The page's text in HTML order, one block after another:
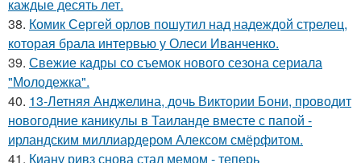
каждые десять лет.
38. Комик Сергей орлов пошутил над надеждой стрелец,
которая брала интервью у Олеси Иванченко.
39. Свежие кадры со съемок нового сезона сериала
"Молодежка".
40. 13-Летняя Анджелина, дочь Виктории Бони, проводит
новогодние каникулы в Таиланде вместе с папой -
ирландским миллиардером Алексом смёрфитом.
41. Киану ривз снова стал мемом - теперь